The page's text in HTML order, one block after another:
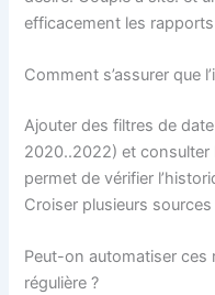
efficacement les
Comment s’assurer que
Ajouter des filtres de
2020..2022) et consulter
permet de vérifier
Croiser plusieurs
Peut-on automatiser ces
régulière ?